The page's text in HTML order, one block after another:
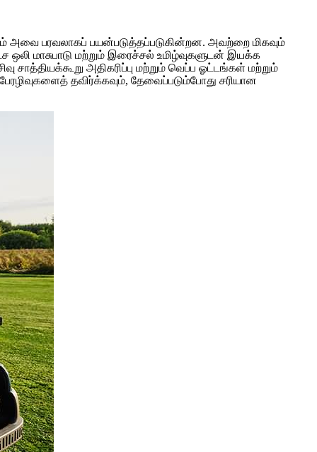
பரவலாகப் பயன்படுத்தப்படுகின்றன. அவற்றை மிகவும்
மாசுபாடு மற்றும் இரைச்சல் உமிழ்வுகளுடன் இயக்க
சாத்தியக்கூறு அதிகரிப்பு மற்றும் வெப்ப ஓட்டங்கள் மற்றும்
பேரழிவுகளைத் தவிர்க்கவும், தேவைப்படும்போது சரியான